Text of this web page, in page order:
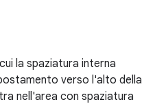
la spaziatura interna
verso l'alto della
nell'area con spaziatura